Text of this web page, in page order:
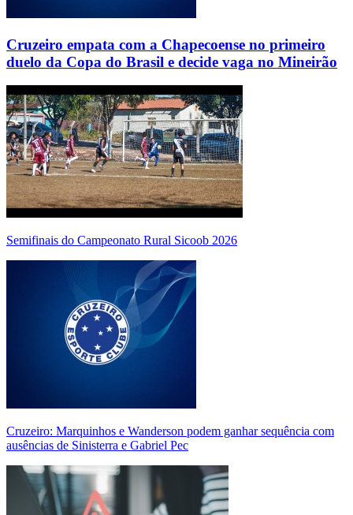
Cruzeiro empata com a Chapecoense no primeiro
duelo da Copa do Brasil e decide vaga no Mineirão
Semifinais do Campeonato Rural Sicoob 2026
Cruzeiro: Marquinhos e Wanderson podem ganhar sequência com
ausências de Sinisterra e Gabriel Pec